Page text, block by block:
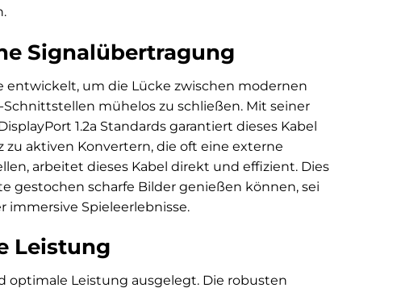
Signalübertragung
entwickelt, um die Lücke zwischen modernen
mühelos zu schließen. Mit seiner
1.2a Standards garantiert dieses Kabel
aktiven Konvertern, die oft eine externe
arbeitet dieses Kabel direkt und effizient. Dies
gestochen scharfe Bilder genießen können, sei
immersive Spieleerlebnisse.
Leistung
optimale Leistung ausgelegt. Die robusten